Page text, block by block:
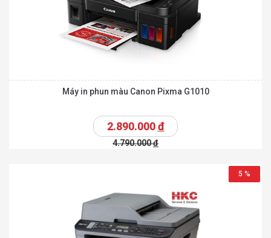
Máy in phun màu Canon Pixma G1010
2.890.000đ
4.790.000đ
5 %